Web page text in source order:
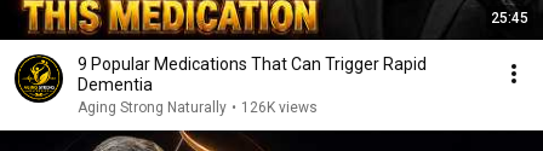
25:45
9 Popular Medications That Can Trigger Rapid
Dementia
Aging Strong Naturally • 126K views